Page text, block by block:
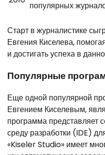
популярных
Старт в журналистике
Евгения Киселева,
и достигать успеха в
Популярные
Еще одной популярной
Евгением Киселевым,
программа представляет
среду разработки (IDE)
«Kiseler Studio» имеет